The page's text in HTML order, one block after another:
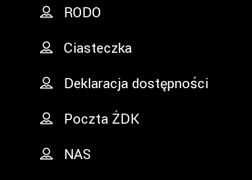
RODO
Ciasteczka
Deklaracja dostępności
Poczta ŻDK
NAS